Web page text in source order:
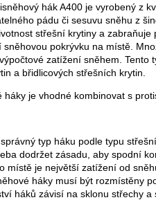
hák A400 je vyrobený z
pádu či sesuvu sněhu z
střešní krytiny a
sněhovou pokrývku na místě.
zatížení sněhem.
a břidlicových střešních krytin.
háky je vhodné kombinovat s
typ háku podle typu
dodržet zásadu, aby spodní
místě je největší zatížení od
háky musí být rozmístěny
háků závisí na sklonu střechy